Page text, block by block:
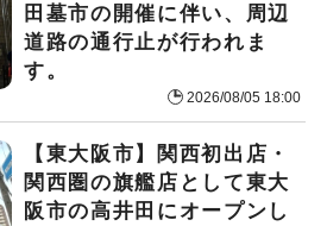
田墓市の開催に伴い、周辺
道路の通行止が行われま
す。
2026/08/05 18:00
【東大阪市】関西初出店・
関西圏の旗艦店として東大
阪市の高井田にオープンし